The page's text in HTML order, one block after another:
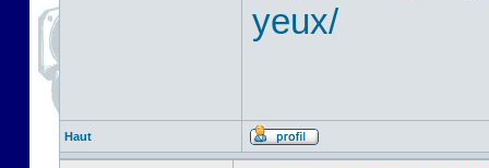
yeux/
Haut